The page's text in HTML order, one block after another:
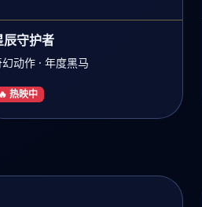
辰守护者
动作 · 年度黑马
🔥 热映中